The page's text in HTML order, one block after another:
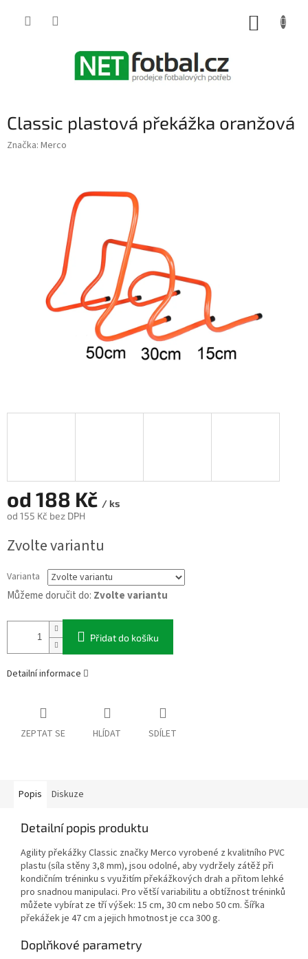
Classic plastová překážka oranžová
Značka: Merco
od 188 Kč / ks
od 155 Kč bez DPH
cena:
Zvolte variantu
Varianta
Můžeme doručit do: Zvolte variantu
Přidat do košíku
Detailní informace
ZEPTAT SE HLÍDAT SDÍLET
Popis Diskuze
Detailní popis produktu
Agility překážky Classic značky Merco vyrobené z kvalitního PVC
plastu (síla stěny 3,8 mm), jsou odolné, aby vydržely zátěž při
kondičním tréninku s využitím překážkových drah a přitom lehké
pro snadnou manipulaci. Pro větší variabilitu a obtížnost tréninků
můžete vybírat ze tří výšek: 15 cm, 30 cm nebo 50 cm. Šířka
překážek je 47 cm a jejich hmotnost je cca 300 g.
Doplňkové parametry